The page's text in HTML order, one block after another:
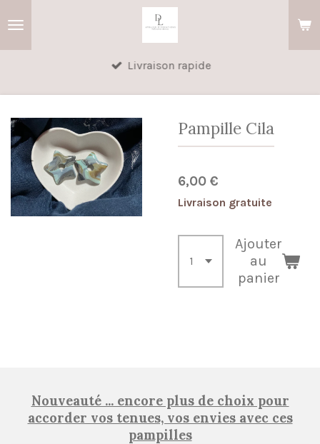
Livraison rapide
Pampille Cila
6,00 €
Livraison gratuite
Ajouter
au
panier
Nouveauté ... encore plus de choix pour
accorder vos tenues, vos envies avec ces
pampilles